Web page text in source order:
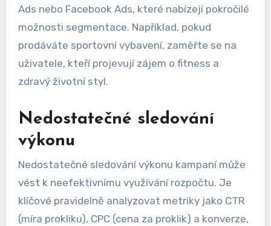
Ads nebo Facebook Ads, které nabízejí pokročilé
možnosti segmentace. Například, pokud
prodáváte sportovní vybavení, zaměřte se na
uživatele, kteří projevují zájem o fitness a
zdravý životní styl.
Nedostatečné sledování
výkonu
Nedostatečné sledování výkonu kampaní může
vést k neefektivnímu využívání rozpočtu. Je
klíčové pravidelně analyzovat metriky jako CTR
(míra prokliku), CPC (cena za proklik) a konverze,